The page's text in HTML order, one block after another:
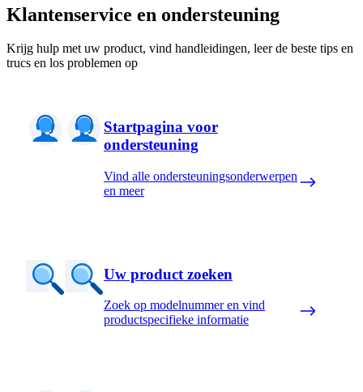
Klantenservice en ondersteuning
Krijg hulp met uw product, vind handleidingen, leer de beste tips en
trucs en los problemen op
Startpagina voor
ondersteuning
Vind alle ondersteuningsonderwerpen
en meer
Uw product zoeken
Zoek op modelnummer en vind
productspecifieke informatie